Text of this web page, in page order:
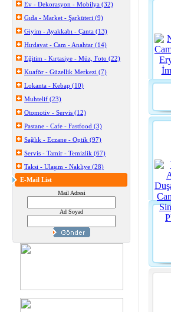
Ev - Dekorasyon - Mobilya (32)
Gıda - Market - Şarküteri (9)
Giyim - Ayakkabı - Çanta (13)
Hırdavat - Cam - Anahtar (14)
Eğitim - Kırtasiye - Müz, Foto (22)
Kuaför - Güzellik Merkezi (7)
Lokanta - Kebap (10)
Muhtelif (23)
Otomotiv - Servis (12)
Pastane - Cafe - Fastfood (3)
Sağlık - Eczane - Optik (97)
Servis - Tamir - Temizlik (67)
Taksi - Ulaşım - Nakliye (28)
E-Mail List
Mail Adresi
Ad Soyad